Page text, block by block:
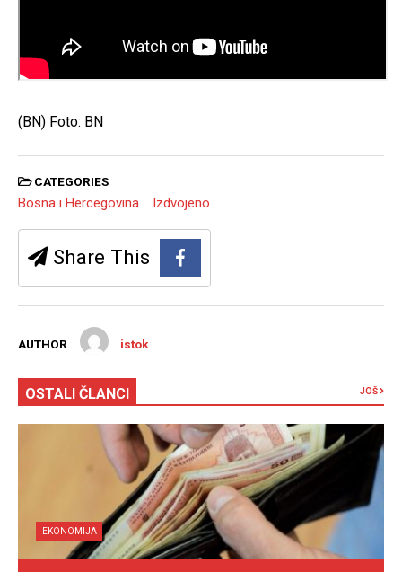
(BN) Foto: BN
CATEGORIES
Bosna i Hercegovina Izdvojeno
Share This
AUTHOR istok
OSTALI ČLANCI JOŠ
EKONOMIJA